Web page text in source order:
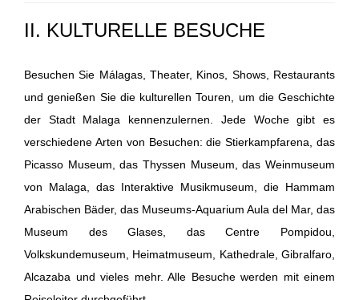
II. KULTURELLE BESUCHE
Besuchen Sie Málagas, Theater, Kinos, Shows, Restaurants
und genießen Sie die kulturellen Touren, um die Geschichte
der Stadt Malaga kennenzulernen.
Jede Woche gibt es
verschiedene Arten von Besuchen: die Stierkampfarena, das
Picasso Museum, das Thyssen Museum, das Weinmuseum
von Malaga, das Interaktive Musikmuseum, die Hammam
Arabischen Bäder, das Museums-Aquarium Aula del Mar, das
Museum des Glases, das Centre Pompidou,
Volkskundemuseum, Heimatmuseum, Kathedrale, Gibralfaro,
Alcazaba und vieles mehr. Alle Besuche werden mit einem